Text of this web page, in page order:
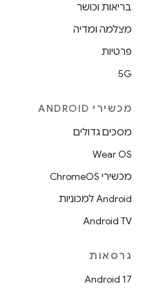
בריאות וכושר
מצלמה ומדיה
פרטיות
5G
מכשירי ANDROID
מסכים גדולים
Wear OS
מכשירי ChromeOS
Android למכוניות
Android TV
גרסאות
Android 17